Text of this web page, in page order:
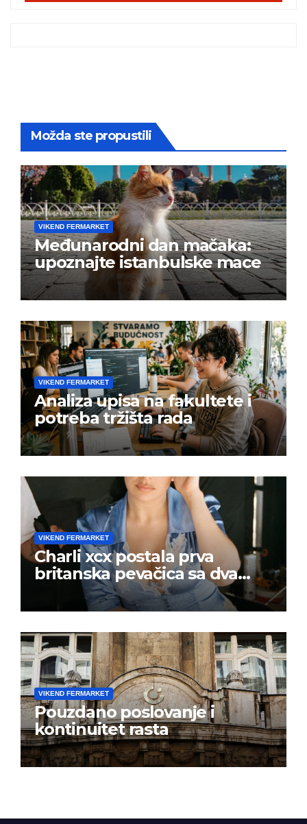
Možda ste propustili
VIKEND FERMARKET
Međunarodni dan mačaka:
upoznajte istanbulske mace
VIKEND FERMARKET
Analiza upisa na fakultete i
potreba tržišta rada
VIKEND FERMARKET
Charli xcx postala prva
britanska pevačica sa dva
albuma na prvom mestu u
istoj kalendarskoj godini
VIKEND FERMARKET
Pouzdano poslovanje i
kontinuitet rasta